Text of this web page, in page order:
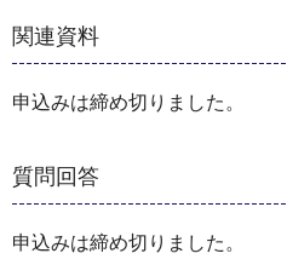
関連資料
申込みは締め切りました。
質問回答
申込みは締め切りました。